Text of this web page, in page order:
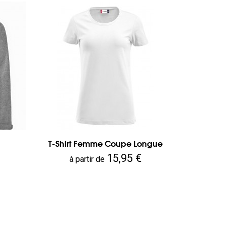
T-Shirt Femme Coupe Longue
Prix
à partir de 15,95 €